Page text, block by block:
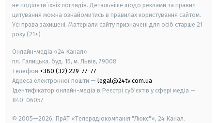
не поділяти їхніх поглядів. Детальніше щодо реклами та правил
цитування можна ознайомитись в правилах користування сайтом.
Усі права захищені. Матеріали сайту призначені для осіб старше 21
року (21+)
Онлайн-медіа «24 Канал»
пл. Галицька, буд. 15, м. Львів, 79008
Телефон +380 (32) 229-77-77
Адреса електронної пошти — legal@24tv.com.ua
Ідентифікатор онлайн-медіа в Реєстрі суб'єктів у сфері медіа —
R40-06057
© 2005—2026, ПрАТ «Телерадіокомпанія "Люкс"», 24 Канал.